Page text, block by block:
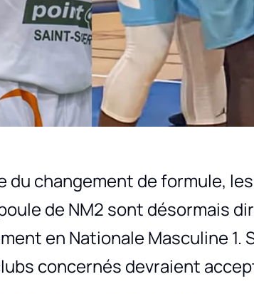
du changement de formule,
de NM2 sont désormais
en Nationale Masculine 1.
concernés devraient